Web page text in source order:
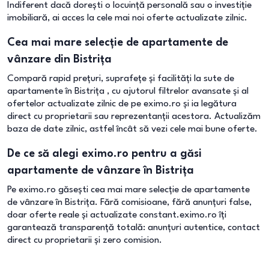
Indiferent dacă dorești o locuință personală sau o investiție
imobiliară, ai acces la cele mai noi oferte actualizate zilnic.
Cea mai mare selecție de apartamente de
vânzare din Bistrița
Compară rapid prețuri, suprafețe și facilități la sute de
apartamente în Bistrița , cu ajutorul filtrelor avansate și al
ofertelor actualizate zilnic de pe eximo.ro și ia legătura
direct cu proprietarii sau reprezentanții acestora. Actualizăm
baza de date zilnic, astfel încât să vezi cele mai bune oferte.
De ce să alegi eximo.ro pentru a găsi
apartamente de vânzare în Bistrița
Pe eximo.ro găsești cea mai mare selecție de apartamente
de vânzare în Bistrița. Fără comisioane, fără anunțuri false,
doar oferte reale și actualizate constant.eximo.ro îți
garantează transparență totală: anunțuri autentice, contact
direct cu proprietarii și zero comision.